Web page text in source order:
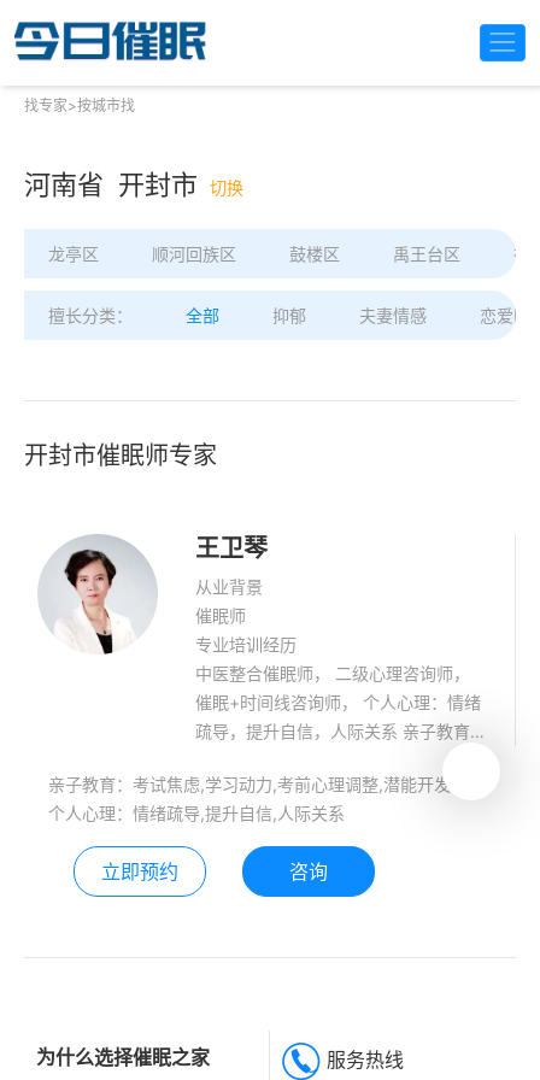
找专家>按城市找
河南省 开封市 切换
龙亭区 顺河回族区 鼓楼区 禹王台区 祥
擅长分类： 全部 抑郁 夫妻情感 恋爱困
开封市催眠师专家
王卫琴
从业背景
催眠师
专业培训经历
中医整合催眠师， 二级心理咨询师，
催眠+时间线咨询师， 个人心理：情绪
疏导，提升自信，人际关系 亲子教育：
亲子教育：考试焦虑,学习动力,考前心理调整,潜能开发
个人心理：情绪疏导,提升自信,人际关系
立即预约 咨询
为什么选择催眠之家 服务热线